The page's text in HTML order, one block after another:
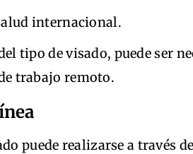
internacional.
tipo de visado, puede ser
trabajo remoto.
puede realizarse a través